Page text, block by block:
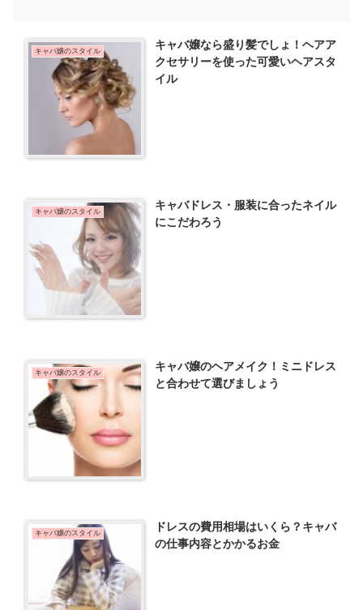
キャバ嬢のスタイル
キャバ嬢なら盛り髪でしょ！ヘアア
クセサリーを使った可愛いヘアスタ
イル
キャバ嬢のスタイル
キャバドレス・服装に合ったネイル
にこだわろう
キャバ嬢のスタイル
キャバ嬢のヘアメイク！ミニドレス
と合わせて選びましょう
キャバ嬢のスタイル
ドレスの費用相場はいくら？キャバ
の仕事内容とかかるお金